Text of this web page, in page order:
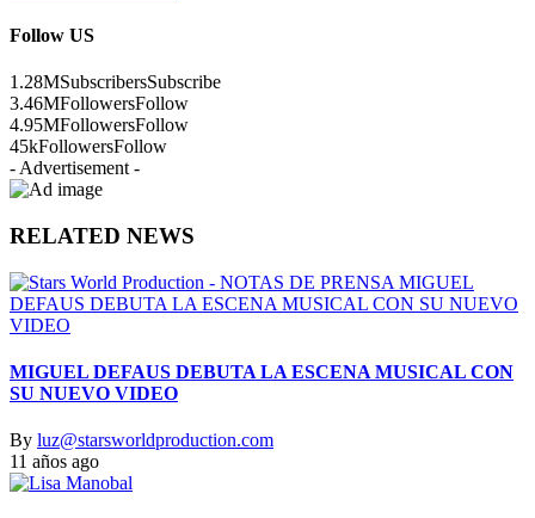
Follow US
1.28MSubscribersSubscribe
3.46MFollowersFollow
4.95MFollowersFollow
45kFollowersFollow
- Advertisement -
RELATED NEWS
MIGUEL DEFAUS DEBUTA LA ESCENA MUSICAL CON
SU NUEVO VIDEO
By luz@starsworldproduction.com
11 años ago